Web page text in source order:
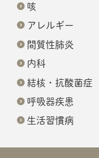
咳
アレルギー
間質性肺炎
内科
結核・抗酸菌症
呼吸器疾患
生活習慣病